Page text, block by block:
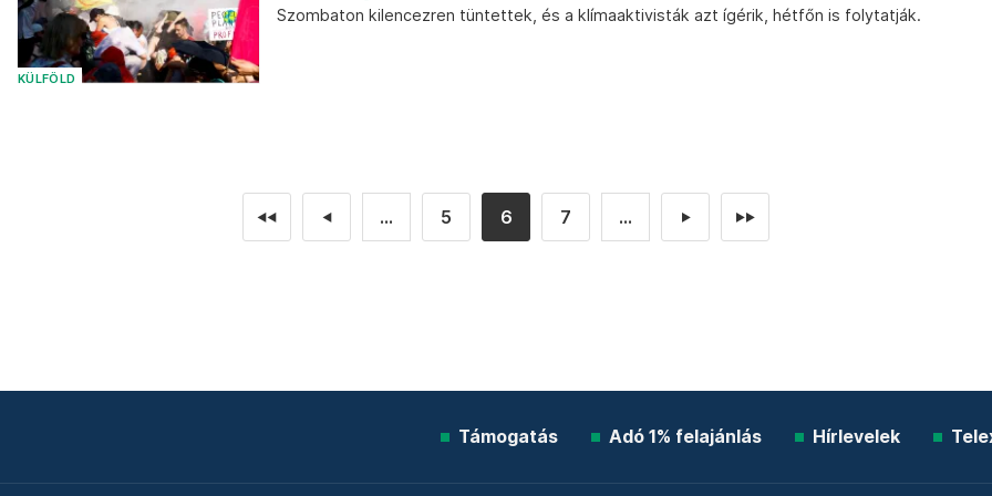
KÜLFÖLD
Szombaton kilencezren tüntettek, és a klímaaktivisták azt ígérik, hétfőn is folytatják.
◄◄ ◄ ... 5 6 7 ... ► ►►
Támogatás Adó 1% felajánlás Hírlevelek